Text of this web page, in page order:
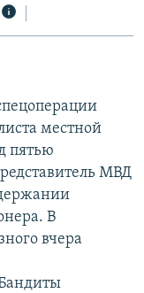
местной
пятью
МВД
В
вчера